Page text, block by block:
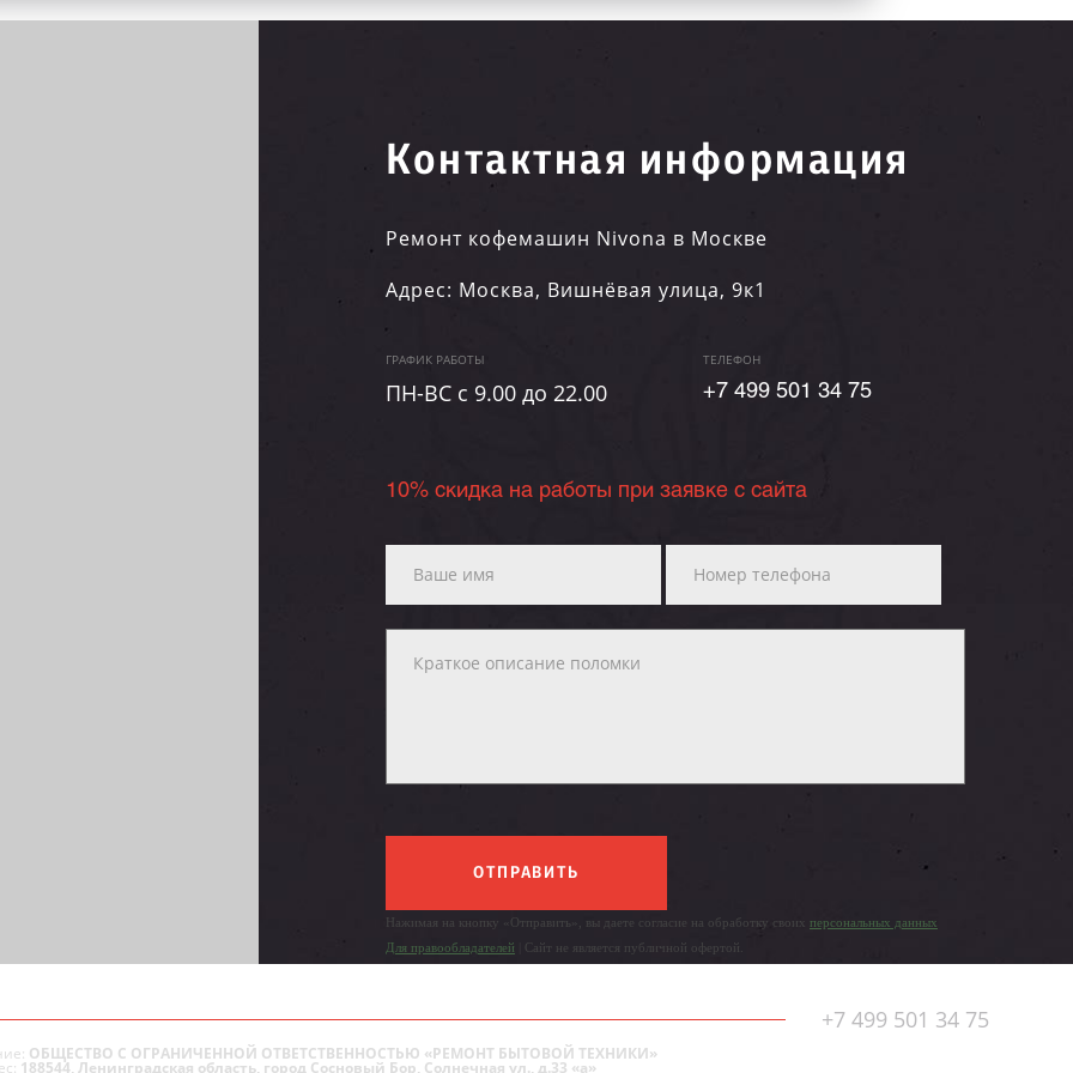
Контактная информация
Ремонт кофемашин Nivona в Москве
Адрес: Москва, Вишнёвая улица, 9к1
ГРАФИК РАБОТЫ
ПН-ВC c 9.00 до 22.00
ТЕЛЕФОН
+7 499 501 34 75
10% скидка на работы при заявке с сайта
ОТПРАВИТЬ
Нажимая на кнопку «Отправить», вы даете согласие на обработку своих персональных данных
Для правообладателей | Сайт не является публичной офертой.
+7 499 501 34 75
ОБЩЕСТВО С ОГРАНИЧЕННОЙ ОТВЕТСТВЕННОСТЬЮ «РЕМОНТ БЫТОВОЙ ТЕХНИКИ»
188544, Ленинградская область, город Сосновый Бор, Солнечная ул., д.33 «а»